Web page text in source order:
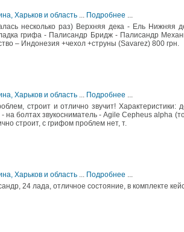
Харьков и область ... Подробнее ...
несколько раз) Верхняя дека - Ель Нижняя
грифа - Палисандр Бридж - Палисандр
– Индонезия +чехол +струны (Savarez) 800 грн.
Харьков и область ... Подробнее ...
строит и отлично звучит! Характеристики:
на болтах звукосниматель - Agile Cepheus alpha
строит, с грифом проблем нет, т.
Харьков и область ... Подробнее ...
24 лада, отличное состояние, в комплекте